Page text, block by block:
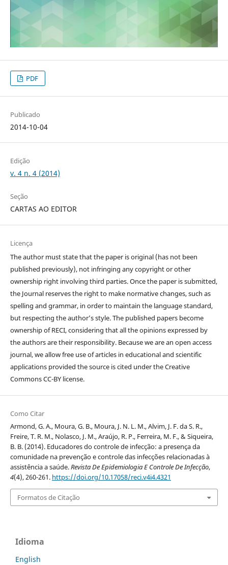
PDF
Publicado
2014-10-04
Edição
v. 4 n. 4 (2014)
Seção
CARTAS AO EDITOR
Licença
The author must state that the paper is original (has not been
published previously), not infringing any copyright or other
ownership right involving third parties. Once the paper is submitted,
the Journal reserves the right to make normative changes, such as
spelling and grammar, in order to maintain the language standard,
but respecting the author’s style. The published papers become
ownership of RECI, considering that all the opinions expressed by
the authors are their responsibility. Because we are an open access
journal, we allow free use of articles in educational and scientific
applications provided the source is cited under the Creative
Commons CC-BY license.
Como Citar
Armond, G. A., Moura, G. B., Moura, J. N. L. M., Alvim, J. F. da S. R.,
Freire, T. R. M., Nolasco, J. M., Araújo, R. P., Ferreira, M. F., & Siqueira,
B. B. (2014). Educadores do controle de infecção: a presença da
comunidade na prevenção e controle das infecções relacionadas à
assistência a saúde.Revista De Epidemiologia E Controle De Infecção,
4(4), 260-261. https://doi.org/10.17058/reci.v4i4.4321
Formatos de Citação
Idioma
English